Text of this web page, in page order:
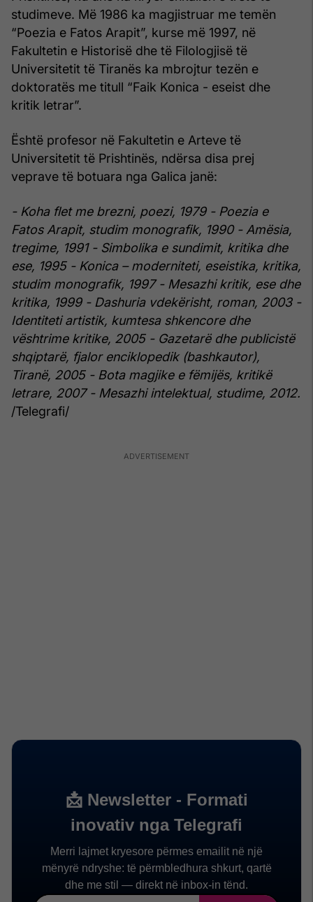
studimeve. Më 1986 ka magjistruar me temën
“Poezia e Fatos Arapit”, kurse më 1997, në
Fakultetin e Historisë dhe të Filologjisë të
Universitetit të Tiranës ka mbrojtur tezën e
doktoratës me titull “Faik Konica - eseist dhe
kritik letrar”.
Është profesor në Fakultetin e Arteve të
Universitetit të Prishtinës, ndërsa disa prej
veprave të botuara nga Galica janë:
- Koha flet me brezni, poezi, 1979 - Poezia e
Fatos Arapit, studim monografik, 1990 - Amësia,
tregime, 1991 - Simbolika e sundimit, kritika dhe
ese, 1995 - Konica – moderniteti, eseistika, kritika,
studim monografik, 1997 - Mesazhi kritik, ese dhe
kritika, 1999 - Dashuria vdekërisht, roman, 2003 -
Identiteti artistik, kumtesa shkencore dhe
vështrime kritike, 2005 - Gazetarë dhe publicistë
shqiptarë, fjalor enciklopedik (bashkautor),
Tiranë, 2005 - Bota magjike e fëmijës, kritikë
letrare, 2007 - Mesazhi intelektual, studime, 2012.
/Telegrafi/